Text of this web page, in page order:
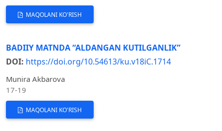
MAQOLANI KO'RISH
BADIIY MATNDA “ALDANGAN KUTILGANLIK”
DOI: https://doi.org/10.54613/ku.v18iC.1714
Munira Akbarova
17-19
MAQOLANI KO'RISH